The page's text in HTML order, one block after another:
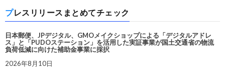
プレスリリースまとめてチェック
日本郵便、JPデジタル、GMOメイクショップによる「デジタルアドレ
ス」と「PUDOステーション」を活用した実証事業が国土交通省の物流
負荷低減に向けた補助金事業に採択
2026年8月10日